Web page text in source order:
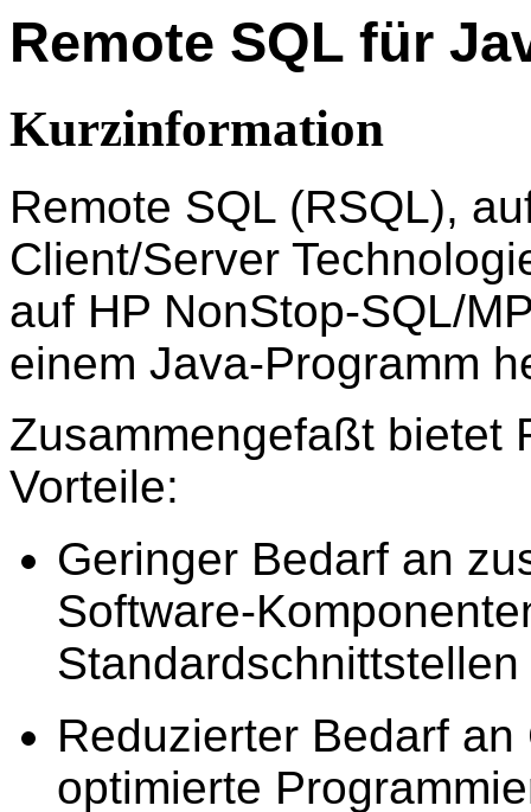
Remote SQL für
Kurzinformation
Remote SQL (RSQL),
Client/Server
auf HP NonStop-SQL/
einem Java-Programm
Zusammengefaßt bietet
Vorteile:
Geringer Bedarf an
Software-
Standardschnittstellen
Reduzierter Bedarf
optimierte